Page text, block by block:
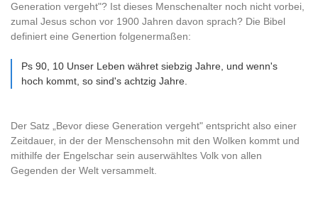
Generation vergeht"? Ist dieses Menschenalter noch nicht vorbei,
zumal Jesus schon vor 1900 Jahren davon sprach? Die Bibel
definiert eine Genertion folgenermaßen:
Ps 90, 10 Unser Leben währet siebzig Jahre, und wenn's
hoch kommt, so sind's achtzig Jahre.
Der Satz „Bevor diese Generation vergeht" entspricht also einer
Zeitdauer, in der der Menschensohn mit den Wolken kommt und
mithilfe der Engelschar sein auserwähltes Volk von allen
Gegenden der Welt versammelt.